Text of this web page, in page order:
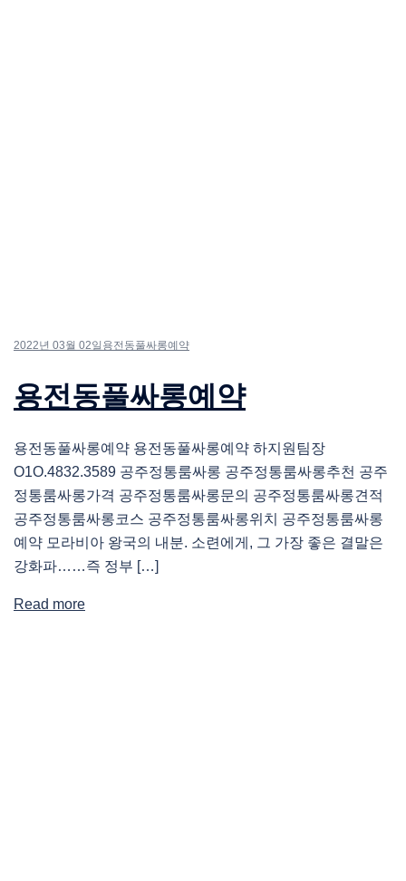
2022년 03월 02일 용전동풀싸롱예약
용전동풀싸롱예약
용전동풀싸롱예약 용전동풀싸롱예약 하지원팀장
O1O.4832.3589 공주정통룸싸롱 공주정통룸싸롱추천 공주
정통룸싸롱가격 공주정통룸싸롱문의 공주정통룸싸롱견적
공주정통룸싸롱코스 공주정통룸싸롱위치 공주정통룸싸롱
예약 모라비아 왕국의 내분. 소련에게, 그 가장 좋은 결말은
강화파……즉 정부 […]
Read more